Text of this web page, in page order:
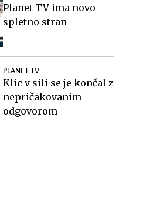
Planet TV ima novo
spletno stran
PLANET TV
Klic v sili se je končal z
nepričakovanim
odgovorom